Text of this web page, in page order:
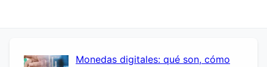
Monedas digitales: qué son, cómo